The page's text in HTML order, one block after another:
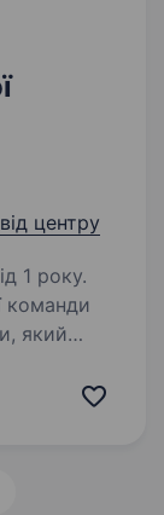
центру
1 року.
який